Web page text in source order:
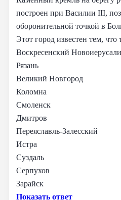
построен при Василии III,
оборонительной точкой в
Этот город известен тем,
Воскресенский
Рязань
Великий Новгород
Коломна
Смоленск
Дмитров
Переяславль-Залесский
Истра
Суздаль
Серпухов
Зарайск
Показать ответ